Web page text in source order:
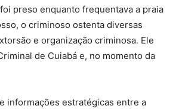
preso enquanto frequentava a praia
o criminoso ostenta diversas
e organização criminosa. Ele
de Cuiabá e, no momento da
informações estratégicas entre a